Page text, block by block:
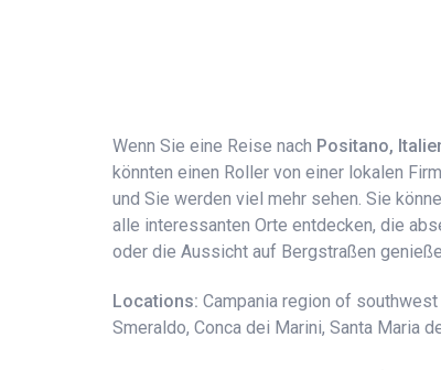
Wenn Sie eine Reise nach Positano,
könnten einen Roller von einer lokalen
und Sie werden viel mehr sehen. Sie
alle interessanten Orte entdecken, die
oder die Aussicht auf Bergstraßen
Locations: Campania region of
Smeraldo, Conca dei Marini, Santa Maria